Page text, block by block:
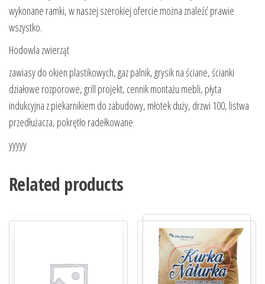
wykonane ramki, w naszej szerokiej ofercie można znaleźć prawie
wszystko.
Hodowla zwierząt
zawiasy do okien plastikowych, gaz palnik, grysik na ściane, ścianki
działowe rozporowe, grill projekt, cennik montażu mebli, płyta
indukcyjna z piekarnikiem do zabudowy, młotek duży, drzwi 100, listwa
przedłużacza, pokrętło radełkowane
yyyyy
Related products